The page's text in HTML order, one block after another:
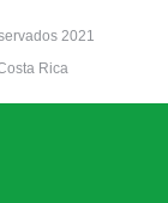
2021
Rica